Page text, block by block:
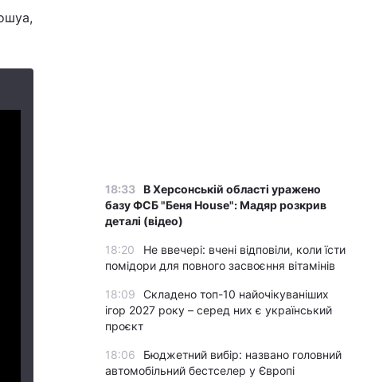
18:33 В Херсонській області уражено
базу ФСБ "Беня House": Мадяр розкрив
деталі (відео)
18:20
Не ввечері: вчені відповіли, коли їсти
помідори для повного засвоєння вітамінів
18:09
Складено топ-10 найочікуваніших
ігор 2027 року – серед них є український
проєкт
18:06
Бюджетний вибір: названо головний
автомобільний бестселер у Європі